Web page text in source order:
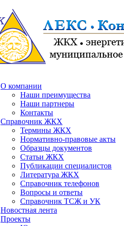
О компании
Наши преимущества
Наши партнеры
Контакты
Справочник ЖКХ
Термины ЖКХ
Нормативно-правовые акты
Образцы документов
Статьи ЖКХ
Публикации специалистов
Литература ЖКХ
Справочник телефонов
Вопросы и ответы
Справочник ТСЖ и УК
Новостная лента
Проекты